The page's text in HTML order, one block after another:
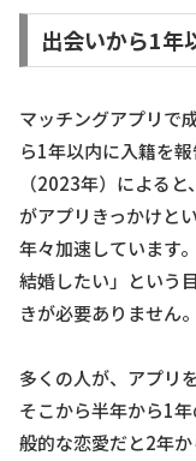
出会いから1年
マッチングアプリで
ら1年以内に入籍を
（2023年）による
がアプリきっかけと
年々加速しています
結婚したい」という
きが必要ありません。
多くの人が、アプリ
そこから半年から1
般的な恋愛だと2年